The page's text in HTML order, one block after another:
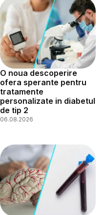
O noua descoperire
ofera sperante pentru
tratamente
personalizate in diabetul
de tip 2
06.08.2026